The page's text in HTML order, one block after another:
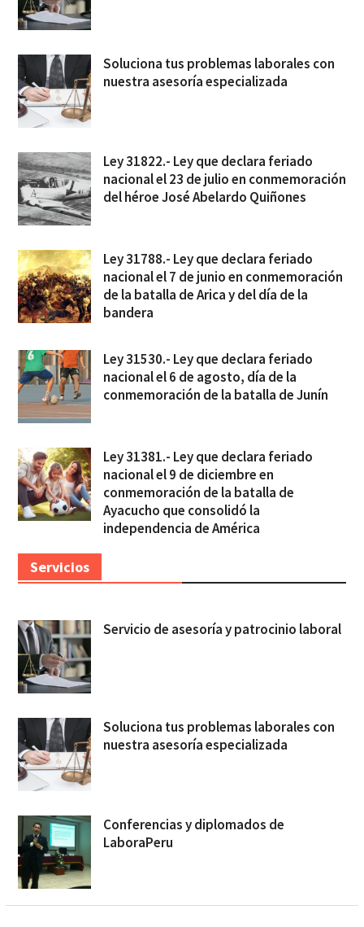
Soluciona tus problemas laborales con
nuestra asesoría especializada
Ley 31822.- Ley que declara feriado
nacional el 23 de julio en conmemoración
del héroe José Abelardo Quiñones
Ley 31788.- Ley que declara feriado
nacional el 7 de junio en conmemoración
de la batalla de Arica y del día de la
bandera
Ley 31530.- Ley que declara feriado
nacional el 6 de agosto, día de la
conmemoración de la batalla de Junín
Ley 31381.- Ley que declara feriado
nacional el 9 de diciembre en
conmemoración de la batalla de
Ayacucho que consolidó la
independencia de América
Servicios
Servicio de asesoría y patrocinio laboral
Soluciona tus problemas laborales con
nuestra asesoría especializada
Conferencias y diplomados de
LaboraPeru